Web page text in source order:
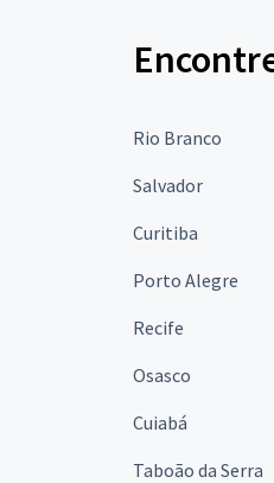
Rio Branco
Salvador
Curitiba
Porto Alegre
Recife
Osasco
Cuiabá
Taboão da Serra